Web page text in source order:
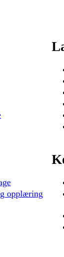
opplæring